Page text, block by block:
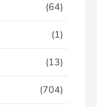
(64)
(1)
(13)
(704)